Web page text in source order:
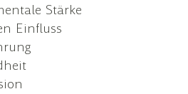
Stärke
Einfluss